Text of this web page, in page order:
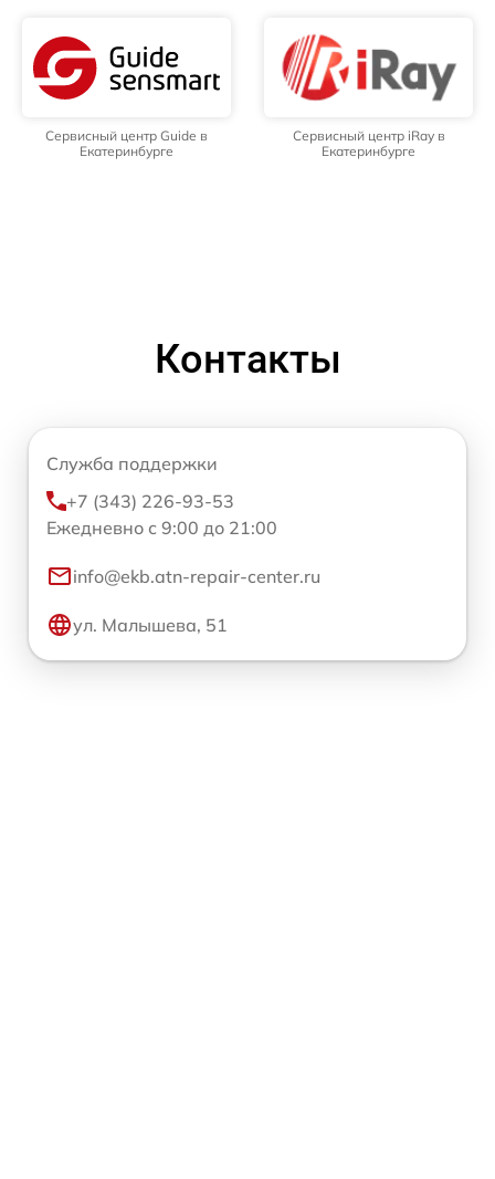
Сервисный центр Guide в
Екатеринбурге
Сервисный центр iRay в
Екатеринбурге
Контакты
Служба поддержки
+7 (343) 226-93-53
Ежедневно с 9:00 до 21:00
info@ekb.atn-repair-center.ru
ул. Малышева, 51